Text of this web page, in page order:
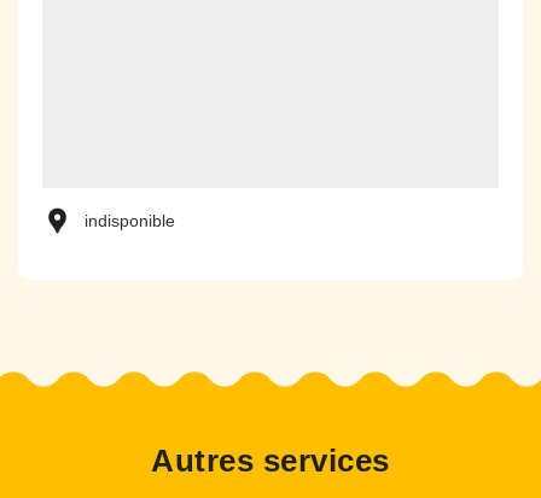
indisponible
Autres services